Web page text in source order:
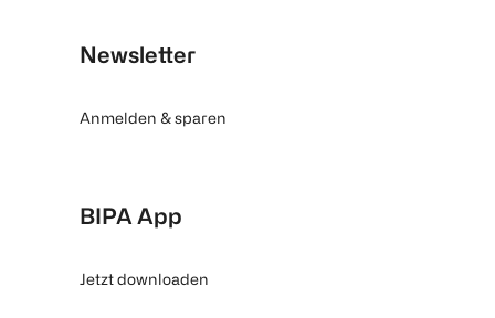
Newsletter
Anmelden & sparen
BIPA App
Jetzt downloaden